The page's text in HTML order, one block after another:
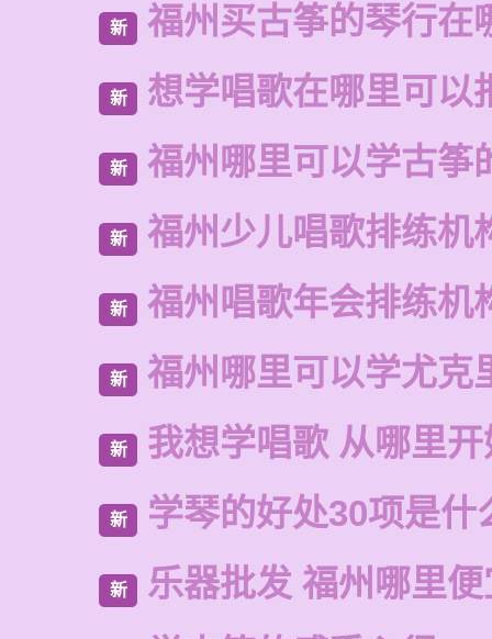
新 福州买古筝的琴行在
新 想学唱歌在哪里可以
新 福州哪里可以学古筝
新 福州少儿唱歌排练机
新 福州唱歌年会排练机
新 福州哪里可以学尤克
新 我想学唱歌 从哪里开
新 学琴的好处30项是什
新 乐器批发 福州哪里